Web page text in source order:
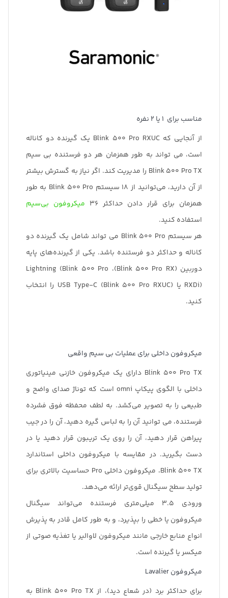
مناسب برای 1 یا 2 نفره
از آنجایی که Blink 500 Pro RXUC یک گیرنده دو کاناله
است، می تواند به طور همزمان هر دو فرستنده بی سیم
Blink 500 Pro TX را مدیریت کند. اگر نیاز به گسترش بیشتر
از آن دارید، می‌توانید از ۱۸ سیستم Blink 500 Pro به طور
همزمان برای قرار دادن حداکثر ۳۶
میکروفون بی‌سیم
استفاده کنید.
هر سیستم Blink 500 Pro می تواند شامل یک گیرنده دو
کاناله و حداکثر دو فرستنده باشد. یکی از گیرنده‌های پایه
دوربین (Blink 500 Pro RX)، Lightning (Blink 500 Pro
RXDi) یا USB Type-C (Blink 500 Pro RXUC) را انتخاب
کنید.
میکروفون داخلی برای عملیات بی سیم واقعی
Blink 500 Pro TX دارای یک میکروفون خازنی مینیاتوری
داخلی با الگوی پیکاپ omni است که توناژ صدای واضح و
طبیعی را به تصویر می‌کشد. به لطف محفظه فوق فشرده
فرستنده، می توانید آن را به لباس گیره دهید، آن را در جیب
پیراهن قرار دهید، آن را روی یک تریبون قرار دهید یا در
دست بگیرید. در مقایسه با میکروفون داخلی استاندارد
Blink 500 TX، میکروفون داخلی Pro حساسیت بالاتری برای
تولید سطح سیگنال قوی‌تر ارائه می‌دهد.
ورودی 3.5 میلی‌متری فرستنده می‌تواند سیگنال
میکروفون یا خطی را بپذیرد، و به طور کامل قادر به پذیرش
انواع منابع خارجی مانند میکروفون لاوالیر یا تغذیه صوتی از
میکسر یا گیرنده است.
میکروفون Lavalier
برای حداکثر برد (در شعاع دید)، از Blink 500 Pro TX به